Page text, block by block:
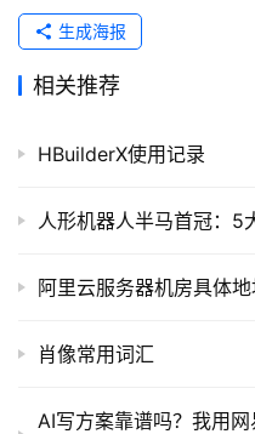
用
接
生成海报
相关推荐
HBuilderX使用记录
人形机器人半马首冠：5
阿里云服务器机房具体
肖像常用词汇
AI写方案靠谱吗？我用